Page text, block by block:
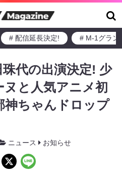
# 配信延長決定! # M-1グラン
代の出演決定! 少
と人気アニメ初
神ちゃんドロップ
ニュース お知らせ